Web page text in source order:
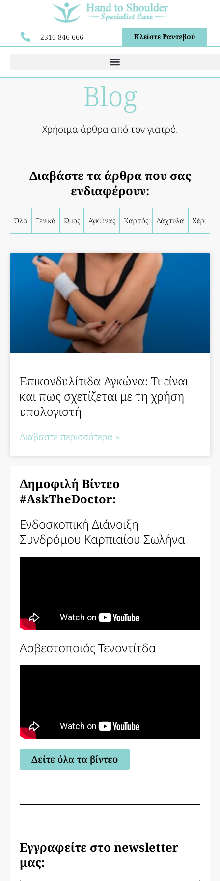
2310 846 666 Κλείστε Ραντεβού
Blog
Χρήσιμα άρθρα από τον γιατρό.
Διαβάστε τα άρθρα που σας
ενδιαφέρουν:
Όλα Γενικά Ώμος Αγκώνας Καρπός Δάχτυλα Χέρι
Επικονδυλίτιδα Αγκώνα: Τι είναι
και πως σχετίζεται με τη χρήση
υπολογιστή
Διαβάστε περισσότερα »
Δημοφιλή Βίντεο
#AskTheDoctor:
Ενδοσκοπική Διάνοιξη
Συνδρόμου Καρπιαίου Σωλήνα
Ασβεστοποιός Τενοντίτδα
Δείτε όλα τα βίντεο
Εγγραφείτε στο newsletter
μας: